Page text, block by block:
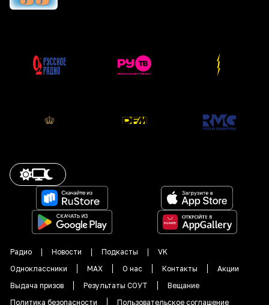
Радио Новости Подкасты
VK
Одноклассники
MAX О нас Контакты
Акции
Выдача призов
Результаты СОУТ
Вещание
Политика безопасности
Пользовательское соглашение